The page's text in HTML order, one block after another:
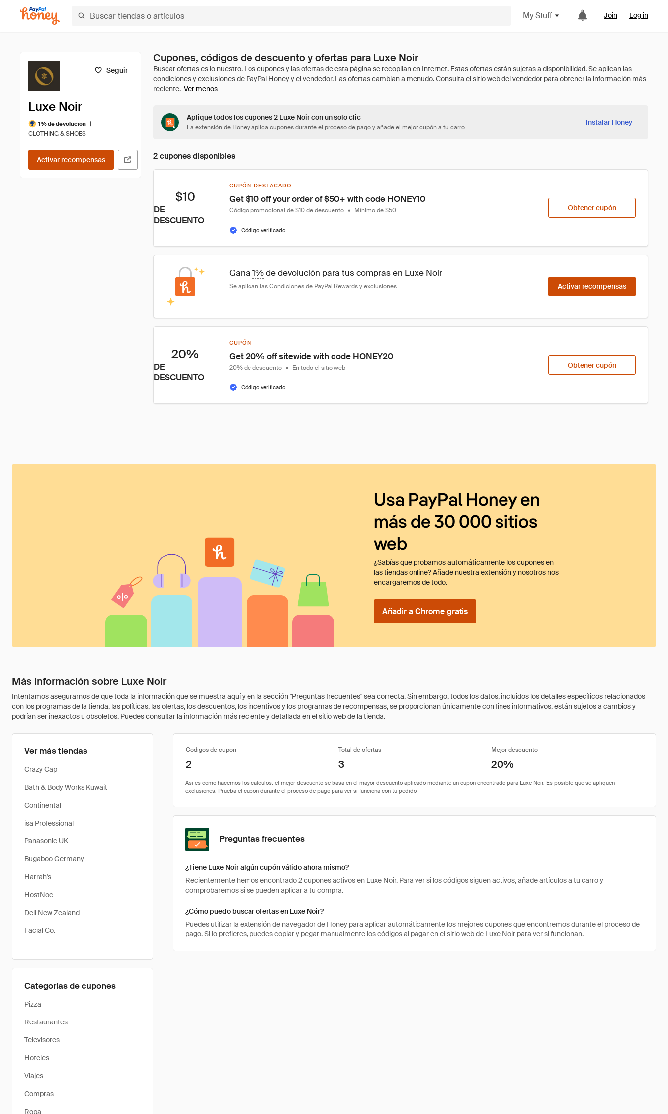
My Stuff Join Log in
Seguir
Luxe Noir
1% de devolución
|
CLOTHING & SHOES
Activar recompensas
Cupones, códigos de descuento y ofertas para Luxe Noir
Ver menos
Aplique todos los cupones 2 Luxe Noir con un solo clic
La extensión de Honey aplica cupones durante el proceso de pago y añade el mejor cupón a tu carro.
Instalar Honey
2 cupones disponibles
$10
DE
DESCUENTO
CUPÓN DESTACADO
Get $10 off your order of $50+ with code HONEY10
Código promocional de $10 de descuento • Mínimo de $50
Código verificado
Obtener cupón
Gana 1% de devolución para tus compras en Luxe Noir
Se aplican las Condiciones de PayPal Rewards y exclusiones. Activar recompensas
20%
DE
DESCUENTO
CUPÓN
Get 20% off sitewide with code HONEY20
20% de descuento • En todo el sitio web
Código verificado
Obtener cupón
Usa PayPal Honey en
más de 30 000 sitios
web
¿Sabías que probamos automáticamente los cupones en
las tiendas online? Añade nuestra extensión y nosotros nos
encargaremos de todo.
Añadir a Chrome gratis
Más información sobre Luxe Noir
Intentamos asegurarnos de que toda la información que se muestra aquí y en la sección "Preguntas frecuentes" sea correcta. Sin embargo, todos los datos, incluidos los detalles específicos relacionados
con los programas de la tienda, las políticas, las ofertas, los descuentos, los incentivos y los programas de recompensas, se proporcionan únicamente con fines informativos, están sujetos a cambios y
podrían ser inexactos u obsoletos. Puedes consultar la información más reciente y detallada en el sitio web de la tienda.
Ver más tiendas
Crazy Cap
Bath & Body Works Kuwait
Continental
isa Professional
Panasonic UK
Bugaboo Germany
Harrah's
HostNoc
Dell New Zealand
Facial Co.
Categorías de cupones
Pizza
Restaurantes
Televisores
Hoteles
Viajes
Compras
Ropa
Códigos de cupón Total de ofertas Mejor descuento
2 3 20%
Preguntas frecuentes
¿Tiene Luxe Noir algún cupón válido ahora mismo?
Recientemente hemos encontrado 2 cupones activos en Luxe Noir. Para ver si los códigos siguen activos, añade artículos a tu carro y
comprobaremos si se pueden aplicar a tu compra.
¿Cómo puedo buscar ofertas en Luxe Noir?
Puedes utilizar la extensión de navegador de Honey para aplicar automáticamente los mejores cupones que encontremos durante el proceso de
pago. Si lo prefieres, puedes copiar y pegar manualmente los códigos al pagar en el sitio web de Luxe Noir para ver si funcionan.